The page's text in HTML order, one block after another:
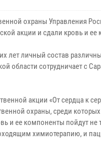
охраны Управления
акции и сдали кровь и
лет личный состав
области сотрудничает с
акции «От сердца к
охраны, среди
и ее компоненты пойдут
химиотерапию, и